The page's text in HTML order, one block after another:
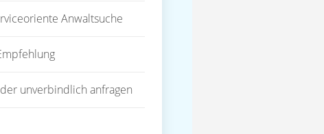
Anwaltsuche
unverbindlich anfragen